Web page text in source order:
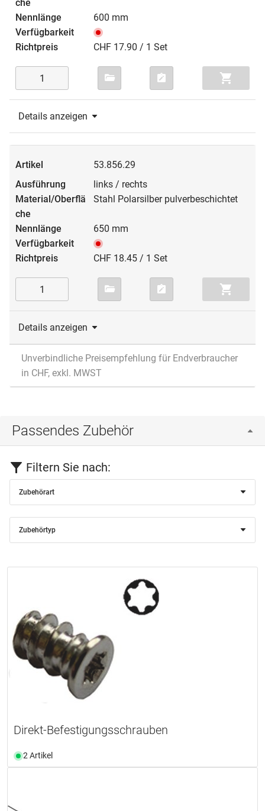
600 mm
CHF 17.90 / 1 Set
Details anzeigen
53.856.29
links / rechts
Stahl Polarsilber pulverbeschichtet
650 mm
CHF 18.45 / 1 Set
Details anzeigen
Unverbindliche Preisempfehlung für Endverbraucher
in CHF, exkl. MWST
Passendes Zubehör
Filtern Sie nach:
Zubehörart
Zubehörtyp
Direkt-Befestigungsschrauben
2 Artikel